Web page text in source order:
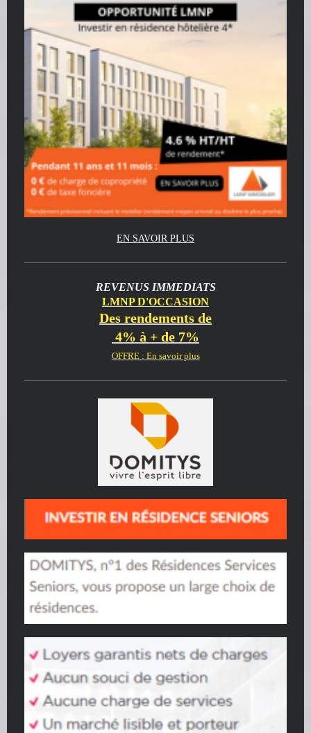
EN SAVOIR PLUS
REVENUS IMMEDIATS
LMNP D'OCCASION
Des rendements de
4% à + de 7%
OFFRE : En savoir plus